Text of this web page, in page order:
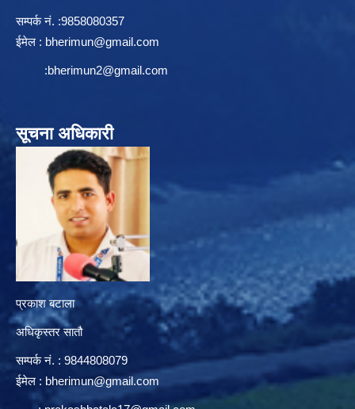
सम्पर्क न‌ं. :9858080357
ईमेल : bherimun@gmail.com
:bherimun2@gmail.com
सूचना अधिकारी
प्रकाश बटाला
अधिकृस्तर सातौ
सम्पर्क न‌ं. : 9844808079
ईमेल : bherimun@gmail.com